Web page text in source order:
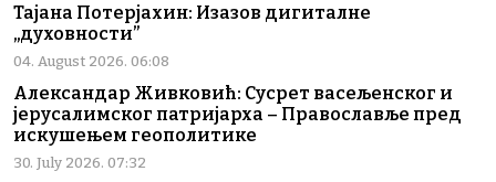
Тајана Потерјахин: Изазов дигиталне
„духовности”
04. August 2026. 06:08
Александар Живковић: Сусрет васељенског и
јерусалимског патријарха – Православље пред
искушењем геополитике
30. July 2026. 07:32